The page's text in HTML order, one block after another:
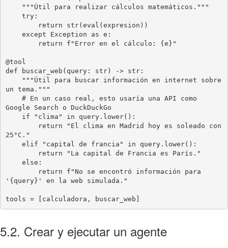
@tool
def buscar_web(query: str) -> str:
un tema."""
Google Search o DuckDuckGo
25°C."
'{query}' en la web simulada."
tools = [calculadora, buscar_web]
5.2. Crear y ejecutar un agente